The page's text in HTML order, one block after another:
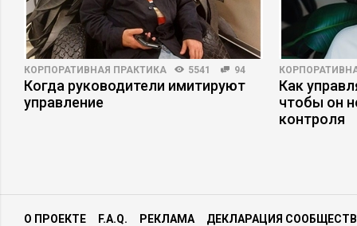
КОРПОРАТИВНАЯ ПРАКТИКА 5541 94
Когда руководители имитируют
управление
Как
чтобы он
контроля
О ПРОЕКТЕ F.A.Q. РЕКЛАМА ДЕКЛАРАЦИЯ